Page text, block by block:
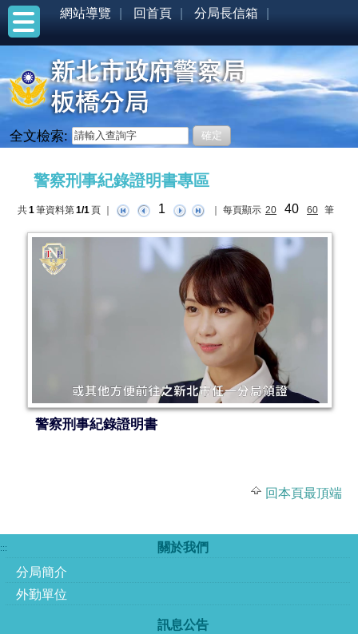
網站導覽 回首頁 分局長信箱
全文檢索:
警察刑事紀錄證明書專區
共1筆資料第1/1頁 1 每頁顯示 20 40 60 筆
警察刑事紀錄證明書
回本頁最頂端
:::
關於我們
分局簡介
外勤單位
訊息公告